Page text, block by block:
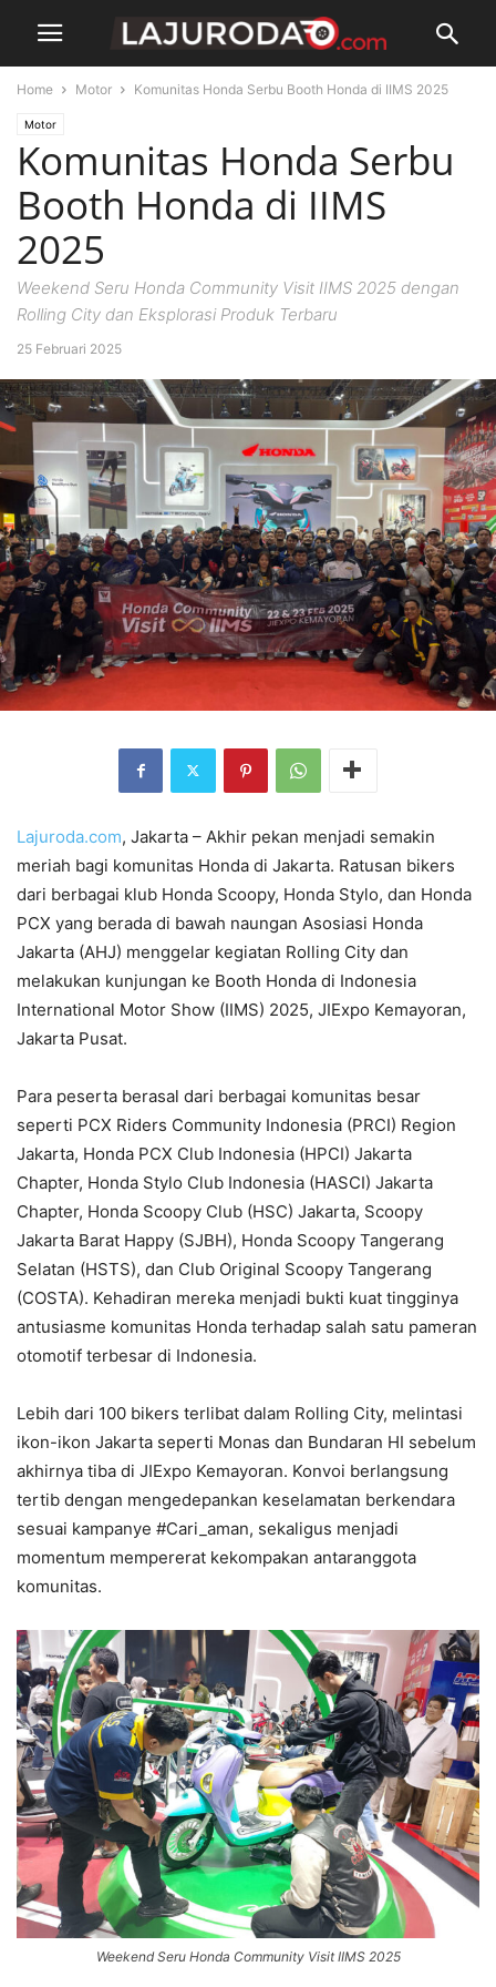
Home Motor Komunitas Honda Serbu Booth Honda di IIMS 2025
Motor
Komunitas Honda Serbu
Booth Honda di IIMS
2025
Weekend Seru Honda Community Visit IIMS 2025 dengan
Rolling City dan Eksplorasi Produk Terbaru
25 Februari 2025
Lajuroda.com, Jakarta – Akhir pekan menjadi semakin
meriah bagi komunitas Honda di Jakarta. Ratusan bikers
dari berbagai klub Honda Scoopy, Honda Stylo, dan Honda
PCX yang berada di bawah naungan Asosiasi Honda
Jakarta (AHJ) menggelar kegiatan Rolling City dan
melakukan kunjungan ke Booth Honda di Indonesia
International Motor Show (IIMS) 2025, JIExpo Kemayoran,
Jakarta Pusat.
Para peserta berasal dari berbagai komunitas besar
seperti PCX Riders Community Indonesia (PRCI) Region
Jakarta, Honda PCX Club Indonesia (HPCI) Jakarta
Chapter, Honda Stylo Club Indonesia (HASCI) Jakarta
Chapter, Honda Scoopy Club (HSC) Jakarta, Scoopy
Jakarta Barat Happy (SJBH), Honda Scoopy Tangerang
Selatan (HSTS), dan Club Original Scoopy Tangerang
(COSTA). Kehadiran mereka menjadi bukti kuat tingginya
antusiasme komunitas Honda terhadap salah satu pameran
otomotif terbesar di Indonesia.
Lebih dari 100 bikers terlibat dalam Rolling City, melintasi
ikon-ikon Jakarta seperti Monas dan Bundaran HI sebelum
akhirnya tiba di JIExpo Kemayoran. Konvoi berlangsung
tertib dengan mengedepankan keselamatan berkendara
sesuai kampanye #Cari_aman, sekaligus menjadi
momentum mempererat kekompakan antaranggota
komunitas.
Weekend Seru Honda Community Visit IIMS 2025